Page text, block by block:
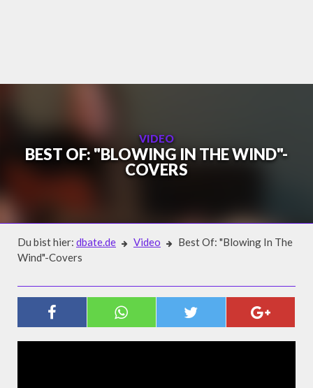
VIDEO
BEST OF: "BLOWING IN THE WIND"-
COVERS
Du bist hier: dbate.de Video
Best Of: "Blowing In The
Wind"-Covers
BEST OF: "BLOWING IN THE
WIND"-COVERS